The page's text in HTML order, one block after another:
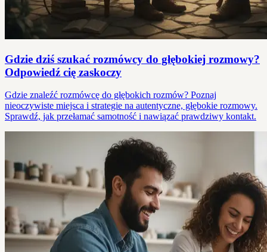
Gdzie dziś szukać rozmówcy do głębokiej rozmowy?
Odpowiedź cię zaskoczy
Gdzie znaleźć rozmówcę do głębokich rozmów? Poznaj
nieoczywiste miejsca i strategie na autentyczne, głębokie rozmowy.
Sprawdź, jak przełamać samotność i nawiązać prawdziwy kontakt.